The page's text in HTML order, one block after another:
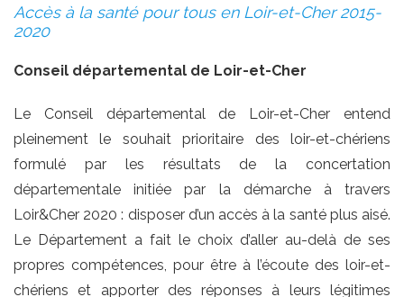
Accès à la santé pour tous en Loir-et-Cher 2015-
2020
Conseil départemental de Loir-et-Cher
Le Conseil départemental de Loir-et-Cher entend
pleinement le souhait prioritaire des loir-et-chériens
formulé par les résultats de la concertation
départementale initiée par la démarche à travers
Loir&Cher 2020 : disposer d’un accès à la santé plus aisé.
Le Département a fait le choix d’aller au-delà de ses
propres compétences, pour être à l’écoute des loir-et-
chériens et apporter des réponses à leurs légitimes